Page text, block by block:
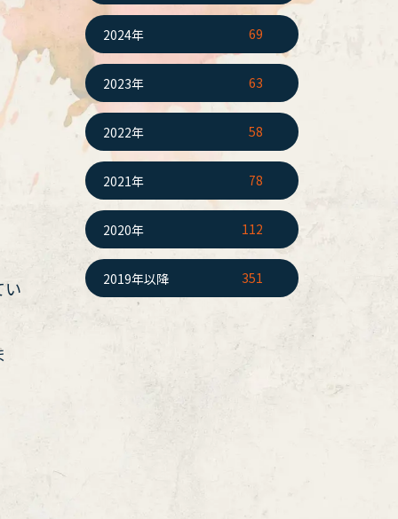
い
2024年 69
2023年 63
2022年 58
2021年 78
2020年 112
2019年以降 351